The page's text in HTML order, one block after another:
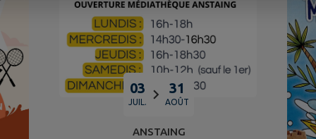
03
JUIL.
31
AOÛT
ANSTAING